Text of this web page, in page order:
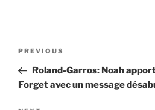
Previous
Post
PREVIOUS
Roland-Garros: Noah
Forget avec un message